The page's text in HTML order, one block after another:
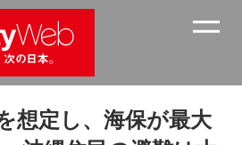
想定し、海保が最大